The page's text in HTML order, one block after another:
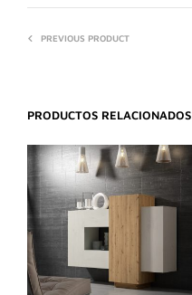
PREVIOUS PRODUCT
PRODUCTOS RELACIONADOS